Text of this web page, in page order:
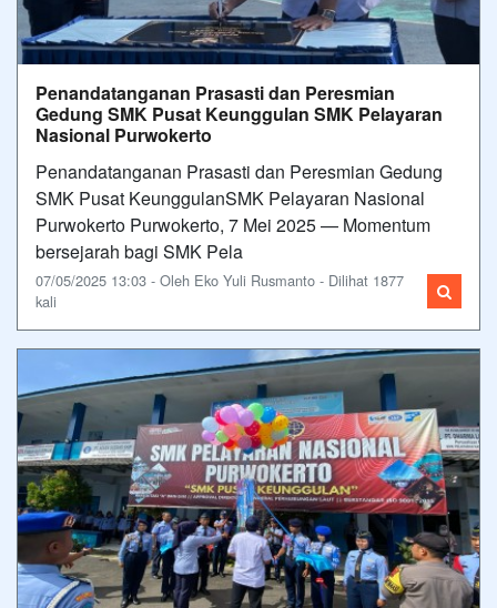
Penandatanganan Prasasti dan Peresmian
Gedung SMK Pusat Keunggulan SMK Pelayaran
Nasional Purwokerto
Penandatanganan Prasasti dan Peresmian Gedung
SMK Pusat KeunggulanSMK Pelayaran Nasional
Purwokerto Purwokerto, 7 Mei 2025 — Momentum
bersejarah bagi SMK Pela
07/05/2025 13:03 - Oleh Eko Yuli Rusmanto - Dilihat 1877
kali